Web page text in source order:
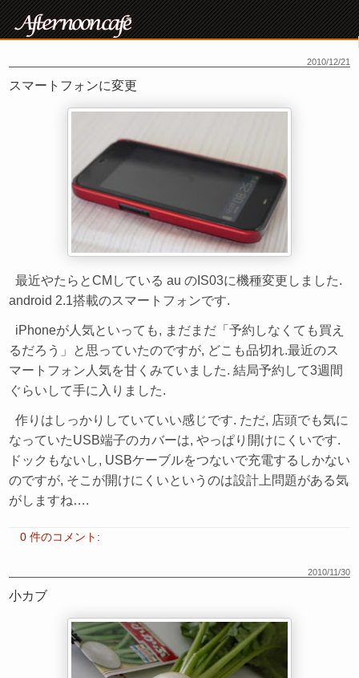
2010/12/21
スマートフォンに変更
最近やたらとCMしている au のIS03に機種変更しました.
android 2.1搭載のスマートフォンです.
iPhoneが人気といっても, まだまだ「予約しなくても買え
るだろう」と思っていたのですが, どこも品切れ.最近のス
マートフォン人気を甘くみていました. 結局予約して3週間
ぐらいして手に入りました.
作りはしっかりしていていい感じです. ただ, 店頭でも気に
なっていたUSB端子のカバーは, やっぱり開けにくいです.
ドックもないし, USBケーブルをつないで充電するしかない
のですが, そこが開けにくいというのは設計上問題がある気
がしますね….
0 件のコメント:
2010/11/30
小カブ